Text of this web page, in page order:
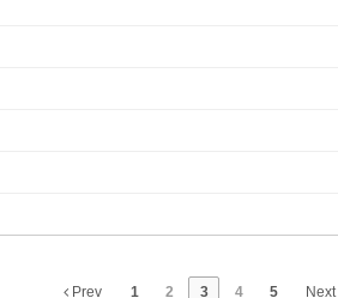
Prev 1 2 3 4 5 Next